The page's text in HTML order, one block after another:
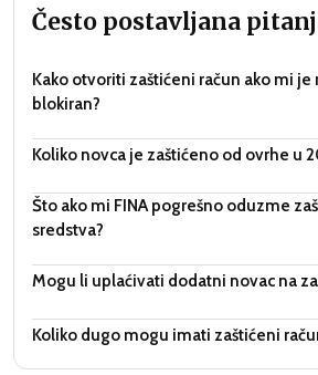
Često postavljana
Kako otvoriti zaštićeni račun ako mi je
blokiran?
Koliko novca je zaštićeno od ovrhe u
Što ako mi FINA pogrešno oduzme
sredstva?
Mogu li uplaćivati dodatni novac na
Koliko dugo mogu imati zaštićeni